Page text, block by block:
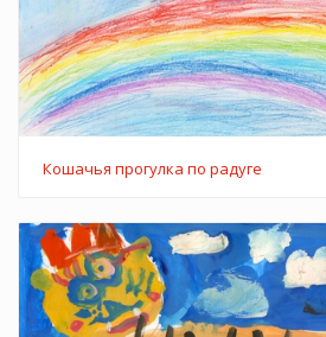
Кошачья прогулка по радуге